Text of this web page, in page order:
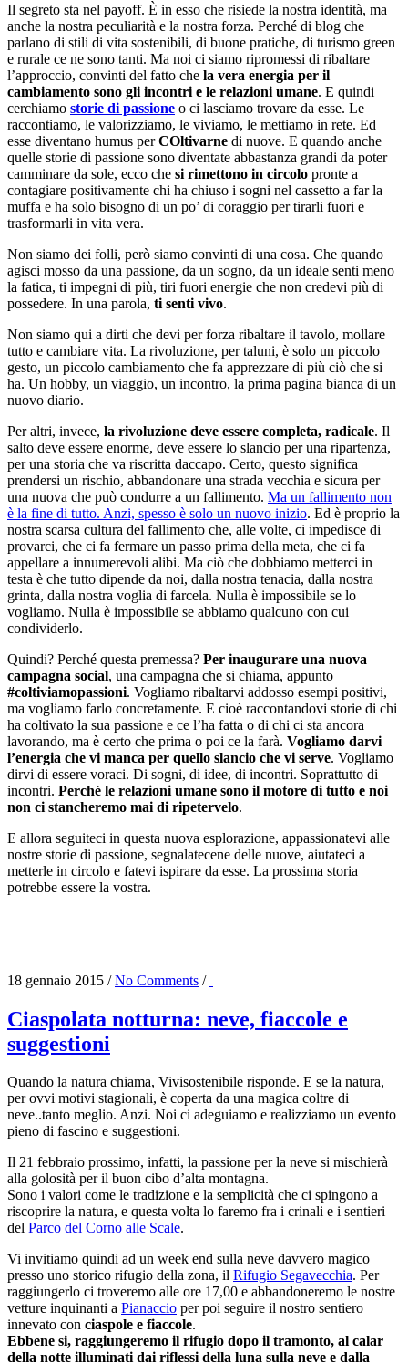
Il segreto sta nel payoff. È in esso che risiede la nostra identità, ma
anche la nostra peculiarità e la nostra forza. Perché di blog che
parlano di stili di vita sostenibili, di buone pratiche, di turismo green
e rurale ce ne sono tanti. Ma noi ci siamo ripromessi di ribaltare
l’approccio, convinti del fatto che la vera energia per il
cambiamento sono gli incontri e le relazioni umane. E quindi
cerchiamo storie di passione o ci lasciamo trovare da esse. Le
raccontiamo, le valorizziamo, le viviamo, le mettiamo in rete. Ed
esse diventano humus perCOltivarne di nuove. E quando anche
quelle storie di passione sono diventate abbastanza grandi da poter
camminare da sole, ecco che si rimettono in circolo pronte a
contagiare positivamente chi ha chiuso i sogni nel cassetto a far la
muffa e ha solo bisogno di un po’ di coraggio per tirarli fuori e
trasformarli in vita vera.
Non siamo dei folli, però siamo convinti di una cosa. Che quando
agisci mosso da una passione, da un sogno, da un ideale senti meno
la fatica, ti impegni di più, tiri fuori energie che non credevi più di
possedere. In una parola, ti senti vivo.
Non siamo qui a dirti che devi per forza ribaltare il tavolo, mollare
tutto e cambiare vita. La rivoluzione, per taluni, è solo un piccolo
gesto, un piccolo cambiamento che fa apprezzare di più ciò che si
ha. Un hobby, un viaggio, un incontro, la prima pagina bianca di un
nuovo diario.
Per altri, invece, la rivoluzione deve essere completa, radicale. Il
salto deve essere enorme, deve essere lo slancio per una ripartenza,
per una storia che va riscritta daccapo. Certo, questo significa
prendersi un rischio, abbandonare una strada vecchia e sicura per
una nuova che può condurre a un fallimento. Ma un fallimento non
è la fine di tutto. Anzi, spesso è solo un nuovo inizio. Ed è proprio la
nostra scarsa cultura del fallimento che, alle volte, ci impedisce di
provarci, che ci fa fermare un passo prima della meta, che ci fa
appellare a innumerevoli alibi. Ma ciò che dobbiamo metterci in
testa è che tutto dipende da noi, dalla nostra tenacia, dalla nostra
grinta, dalla nostra voglia di farcela. Nulla è impossibile se lo
vogliamo. Nulla è impossibile se abbiamo qualcuno con cui
condividerlo.
Quindi? Perché questa premessa? Per inaugurare una nuova
campagna social, una campagna che si chiama, appunto
#coltiviamopassioni. Vogliamo ribaltarvi addosso esempi positivi,
ma vogliamo farlo concretamente. E cioè raccontandovi storie di chi
ha coltivato la sua passione e ce l’ha fatta o di chi ci sta ancora
lavorando, ma è certo che prima o poi ce la farà. Vogliamo darvi
l’energia che vi manca per quello slancio che vi serve. Vogliamo
dirvi di essere voraci. Di sogni, di idee, di incontri. Soprattutto di
incontri. Perché le relazioni umane sono il motore di tutto e noi
non ci stancheremo mai di ripetervelo.
E allora seguiteci in questa nuova esplorazione, appassionatevi alle
nostre storie di passione, segnalatecene delle nuove, aiutateci a
metterle in circolo e fatevi ispirare da esse. La prossima storia
potrebbe essere la vostra.
18 gennaio 2015 / No Comments /
Ciaspolata notturna: neve, fiaccole e
suggestioni
Quando la natura chiama, Vivisostenibile risponde. E se la natura,
per ovvi motivi stagionali, è coperta da una magica coltre di
neve..tanto meglio. Anzi. Noi ci adeguiamo e realizziamo un evento
pieno di fascino e suggestioni.
Il 21 febbraio prossimo, infatti, la passione per la neve si mischierà
alla golosità per il buon cibo d’alta montagna.
Sono i valori come le tradizione e la semplicità che ci spingono a
riscoprire la natura, e questa volta lo faremo fra i crinali e i sentieri
del Parco del Corno alle Scale.
Vi invitiamo quindi ad un week end sulla neve davvero magico
presso uno storico rifugio della zona, il Rifugio Segavecchia. Per
raggiungerlo ci troveremo alle ore 17,00 e abbandoneremo le nostre
vetture inquinanti a Pianaccio per poi seguire il nostro sentiero
innevato con ciaspole e fiaccole.
Ebbene si, raggiungeremo il rifugio dopo il tramonto, al calar
della notte illuminati dai riflessi della luna sulla neve e dalla